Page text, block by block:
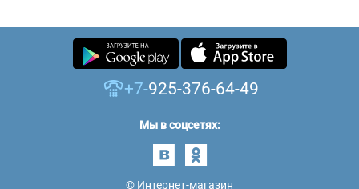
+7-925-376-64-49
Мы в соцсетях:
© Интернет-магазин